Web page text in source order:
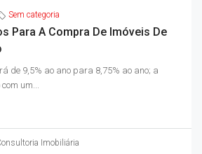
Sem categoria
Para A Compra De Imóveis De
de 9,5% ao ano para 8,75% ao ano; a
um...
Imobiliária